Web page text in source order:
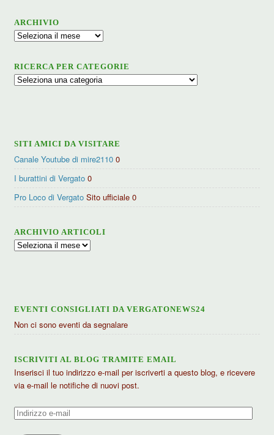
ARCHIVIO
Archivio
RICERCA PER CATEGORIE
Ricerca
SITI AMICI DA VISITARE
Canale Youtube di mire2110 0
I burattini di Vergato 0
Pro Loco di Vergato Sito ufficiale 0
ARCHIVIO ARTICOLI
Archivio
EVENTI CONSIGLIATI DA VERGATONEWS24
Non ci sono eventi da segnalare
ISCRIVITI AL BLOG TRAMITE EMAIL
Inserisci il tuo indirizzo e-mail per iscriverti a questo blog, e ricevere
via e-mail le notifiche di nuovi post.
Indirizzo